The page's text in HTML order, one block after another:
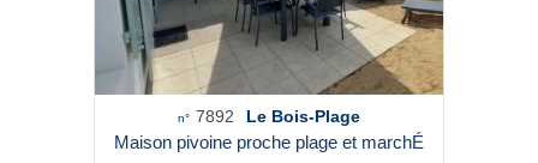
n° 7892 Le Bois-Plage
Maison pivoine proche plage et marchÉ